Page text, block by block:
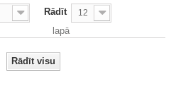
Rādīt 12
lapā
Rādīt visu